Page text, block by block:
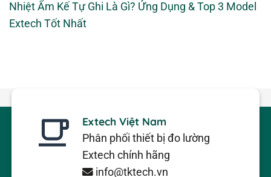
Nhiệt Ẩm Kế Tự Ghi Là Gì? Ứng Dụng & Top 3 Model
Extech Tốt Nhất
Extech Việt Nam
Phân phối thiết bị đo lường
Extech chính hãng
info@tktech.vn